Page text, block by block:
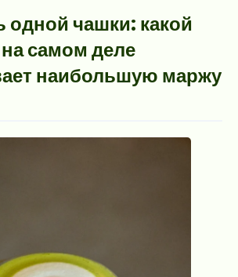
одной чашки: какой
самом деле
наибольшую маржу